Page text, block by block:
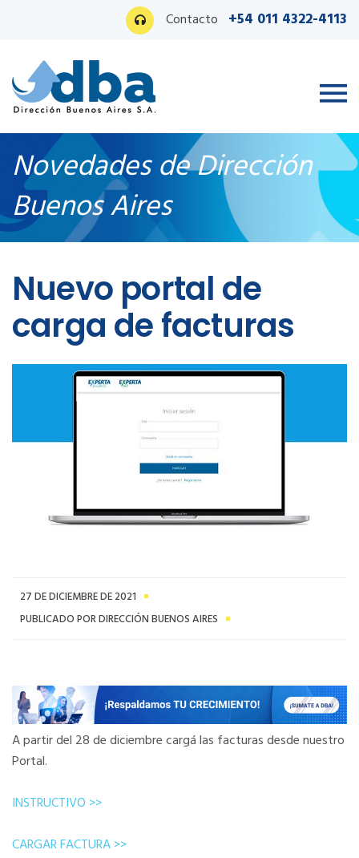
Contacto +54 011 4322-4113
Novedades de Dirección
Buenos Aires
Nuevo portal de
carga de facturas
27 DE DICIEMBRE DE 2021
PUBLICADO POR DIRECCIÓN BUENOS AIRES
A partir del 28 de diciembre cargá las facturas desde nuestro
Portal.
INSTRUCTIVO >>
CARGAR FACTURA >>